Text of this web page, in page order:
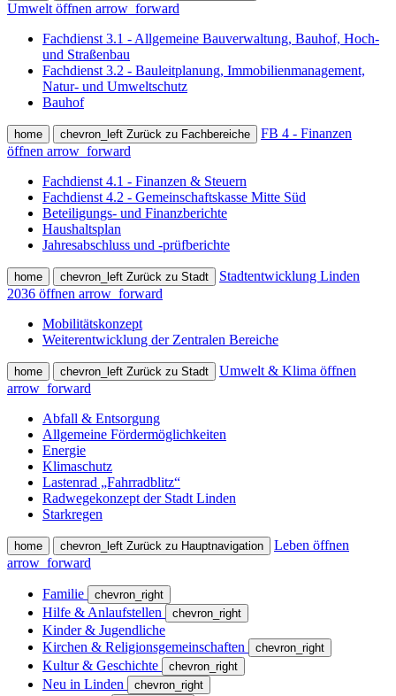
Umwelt öffnen arrow_forward
Fachdienst 3.1 - Allgemeine Bauverwaltung, Bauhof, Hoch-
und Straßenbau
Fachdienst 3.2 - Bauleitplanung, Immobilienmanagement,
Natur- und Umweltschutz
Bauhof
home chevron_left Zurück zu Fachbereiche
FB 4 - Finanzen
öffnen arrow_forward
Fachdienst 4.1 - Finanzen & Steuern
Fachdienst 4.2 - Gemeinschaftskasse Mitte Süd
Beteiligungs- und Finanzberichte
Haushaltsplan
Jahresabschluss und -prüfberichte
home chevron_left Zurück zu Stadt
Stadtentwicklung Linden
2036 öffnen arrow_forward
Mobilitätskonzept
Weiterentwicklung der Zentralen Bereiche
home chevron_left Zurück zu Stadt
Umwelt & Klima öffnen
arrow_forward
Abfall & Entsorgung
Allgemeine Fördermöglichkeiten
Energie
Klimaschutz
Lastenrad „Fahrradblitz“
Radwegekonzept der Stadt Linden
Starkregen
home chevron_left Zurück zu Hauptnavigation
Leben öffnen
arrow_forward
Familie chevron_right
Hilfe & Anlaufstellen chevron_right
Kinder & Jugendliche
Kirchen & Religionsgemeinschaften
chevron_right
Kultur & Geschichte chevron_right
Neu in Linden chevron_right